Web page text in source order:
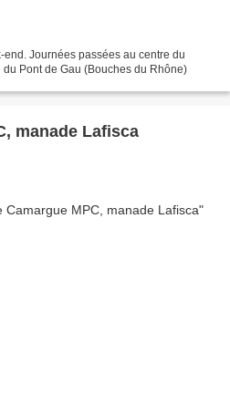
Journées passées au centre du
Pont de Gau (Bouches du Rhône)
manade Lafisca